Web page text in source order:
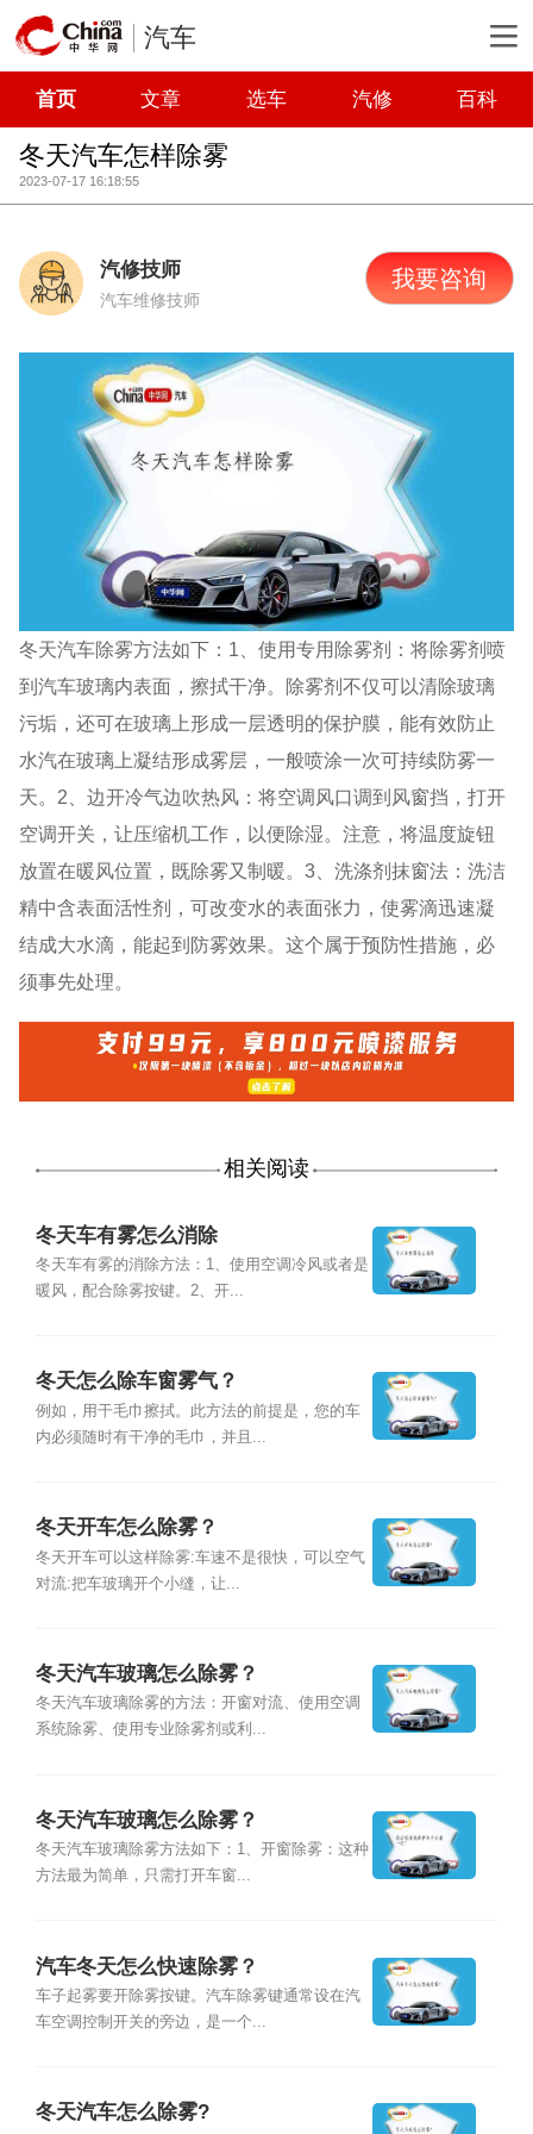
汽车
首页 文章 选车 汽修 百科
冬天汽车怎样除雾
2023-07-17 16:18:55
汽修技师
汽车维修技师
我要咨询
冬天汽车除雾方法如下：1、使用专用除雾剂：将除雾剂喷
到汽车玻璃内表面，擦拭干净。除雾剂不仅可以清除玻璃
污垢，还可在玻璃上形成一层透明的保护膜，能有效防止
水汽在玻璃上凝结形成雾层，一般喷涂一次可持续防雾一
天。2、边开冷气边吹热风：将空调风口调到风窗挡，打开
空调开关，让压缩机工作，以便除湿。注意，将温度旋钮
放置在暖风位置，既除雾又制暖。3、洗涤剂抹窗法：洗洁
精中含表面活性剂，可改变水的表面张力，使雾滴迅速凝
结成大水滴，能起到防雾效果。这个属于预防性措施，必
须事先处理。
相关阅读
冬天车有雾怎么消除
冬天车有雾的消除方法：1、使用空调冷风或者是
暖风，配合除雾按键。2、开...
冬天怎么除车窗雾气？
例如，用干毛巾擦拭。此方法的前提是，您的车
内必须随时有干净的毛巾，并且...
冬天开车怎么除雾？
冬天开车可以这样除雾:车速不是很快，可以空气
对流:把车玻璃开个小缝，让...
冬天汽车玻璃怎么除雾？
冬天汽车玻璃除雾的方法：开窗对流、使用空调
系统除雾、使用专业除雾剂或利...
冬天汽车玻璃怎么除雾？
冬天汽车玻璃除雾方法如下：1、开窗除雾：这种
方法最为简单，只需打开车窗...
汽车冬天怎么快速除雾？
车子起雾要开除雾按键。汽车除雾键通常设在汽
车空调控制开关的旁边，是一个...
冬天汽车怎么除雾?